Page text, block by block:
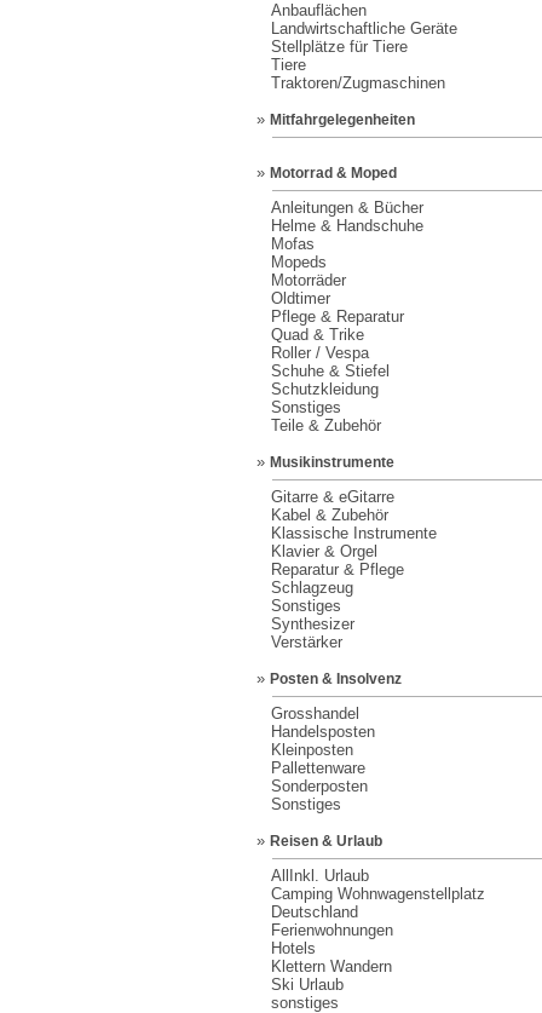
Anbauflächen
Landwirtschaftliche Geräte
Stellplätze für Tiere
Tiere
Traktoren/Zugmaschinen
» Mitfahrgelegenheiten
» Motorrad & Moped
Anleitungen & Bücher
Helme & Handschuhe
Mofas
Mopeds
Motorräder
Oldtimer
Pflege & Reparatur
Quad & Trike
Roller / Vespa
Schuhe & Stiefel
Schutzkleidung
Sonstiges
Teile & Zubehör
» Musikinstrumente
Gitarre & eGitarre
Kabel & Zubehör
Klassische Instrumente
Klavier & Orgel
Reparatur & Pflege
Schlagzeug
Sonstiges
Synthesizer
Verstärker
» Posten & Insolvenz
Grosshandel
Handelsposten
Kleinposten
Pallettenware
Sonderposten
Sonstiges
» Reisen & Urlaub
AllInkl. Urlaub
Camping Wohnwagenstellplatz
Deutschland
Ferienwohnungen
Hotels
Klettern Wandern
Ski Urlaub
sonstiges